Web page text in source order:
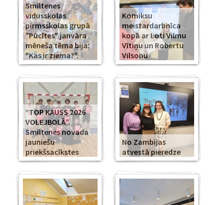
Smiltenes
vidusskolas
pirmsskolas grupā
"Pūcītes" janvāra
mēneša tēma bija:
"Kas ir ziema?".
Komiksu
meistardarbnīca
kopā ar Loti Vilmu
Vītiņu un Robertu
Vilsonu
“TOP KAUSS 2026
VOLEJBOLĀ”.
Smiltenes novada
jauniešu
priekšsacīkstes
No Zambijas
atvestā pieredze